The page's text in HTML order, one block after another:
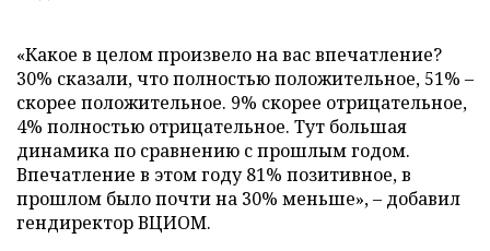
«Какое в целом произвело на вас впечатление?
30% сказали, что полностью положительное, 51% –
скорее положительное. 9% скорее отрицательное,
4% полностью отрицательное. Тут большая
динамика по сравнению с прошлым годом.
Впечатление в этом году 81% позитивное, в
прошлом было почти на 30% меньше», – добавил
гендиректор ВЦИОМ.